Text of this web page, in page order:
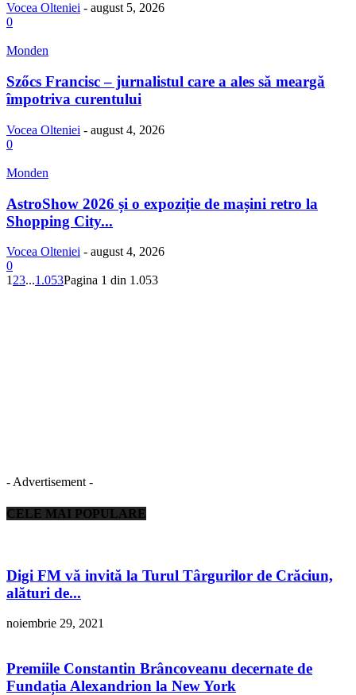
Vocea Olteniei - august 5, 2026
0
Monden
Szőcs Francisc – jurnalistul care a ales să meargă
împotriva curentului
Vocea Olteniei - august 4, 2026
0
Monden
AstroShow 2026 și o expoziție de mașini retro la
Shopping City...
Vocea Olteniei - august 4, 2026
0
1 23...1.053Pagina 1 din 1.053
- Advertisement -
CELE MAI POPULARE
Digi FM vă invită la Turul Târgurilor de Crăciun,
alături de...
noiembrie 29, 2021
Premiile Constantin Brâncoveanu decernate de
Fundația Alexandrion la New York